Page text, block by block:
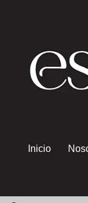
Inicio